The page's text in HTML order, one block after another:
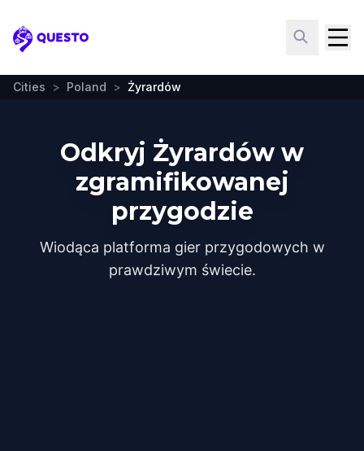
Questo
Cities > Poland > Żyrardów
Odkryj Żyrardów w
zgramifikowanej
przygodzie
Wiodąca platforma gier przygodowych w
prawdziwym świecie.